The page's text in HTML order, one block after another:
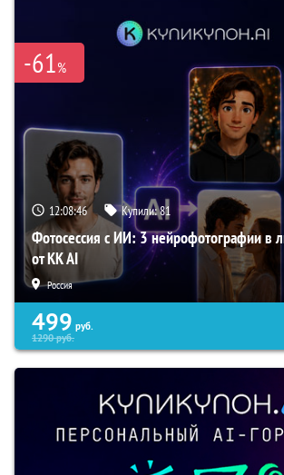
-61%
12:08:46 Купили:81
Фотосессия с ИИ: 3 нейрофотографии в
от KK AI
Россия
499 руб.
1290руб.